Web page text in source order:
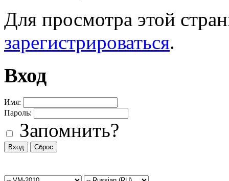
Для просмотра этой
зарегистрироваться.
Вход
Имя:
Пароль:
Запомнить?